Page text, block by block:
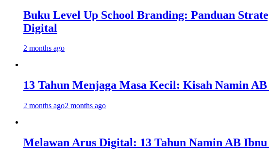
Buku Level Up School Branding: Panduan
Digital
2 months ago
13 Tahun Menjaga Masa Kecil: Kisah Namin
2 months ago2 months ago
Melawan Arus Digital: 13 Tahun Namin AB